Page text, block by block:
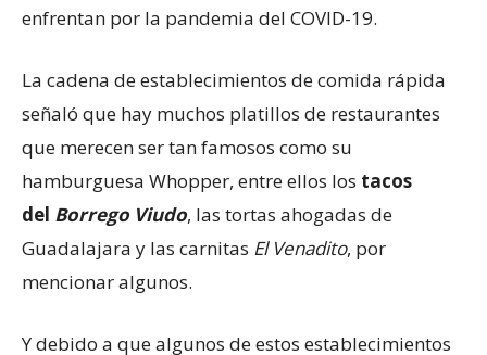
enfrentan por la pandemia del COVID-19.
La cadena de establecimientos de comida rápida
señaló que hay muchos platillos de restaurantes
que merecen ser tan famosos como su
hamburguesa Whopper, entre ellos los tacos
del Borrego Viudo, las tortas ahogadas de
Guadalajara y las carnitas El Venadito, por
mencionar algunos.
Y debido a que algunos de estos establecimientos